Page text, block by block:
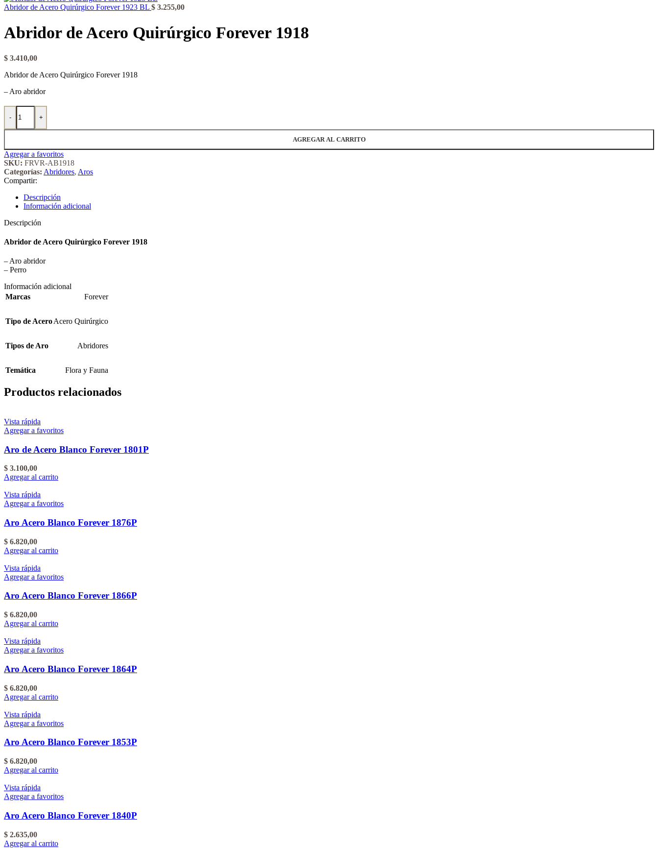
Abridor de Acero Quirúrgico Forever 1923 BL $ 3.255,00
Abridor de Acero Quirúrgico Forever 1918
$ 3.410,00
Abridor de Acero Quirúrgico Forever 1918
– Aro abridor
-
Abridor de Acero Quirúrgico Forever 1918 cantidad
+
AGREGAR AL CARRITO
Agregar a favoritos
SKU: FRVR-AB1918
Categorías: Abridores, Aros
Compartir:
Descripción
Información adicional
Descripción
Abridor de Acero Quirúrgico Forever 1918
– Aro abridor
– Perro
Información adicional
Marcas
Forever
Tipo de AceroAcero Quirúrgico
Tipos de Aro Abridores
Temática Flora y Fauna
Productos relacionados
Vista rápida
Agregar a favoritos
Aro de Acero Blanco Forever 1801P
$ 3.100,00
Agregar al carrito
Vista rápida
Agregar a favoritos
Aro Acero Blanco Forever 1876P
$ 6.820,00
Agregar al carrito
Vista rápida
Agregar a favoritos
Aro Acero Blanco Forever 1866P
$ 6.820,00
Agregar al carrito
Vista rápida
Agregar a favoritos
Aro Acero Blanco Forever 1864P
$ 6.820,00
Agregar al carrito
Vista rápida
Agregar a favoritos
Aro Acero Blanco Forever 1853P
$ 6.820,00
Agregar al carrito
Vista rápida
Agregar a favoritos
Aro Acero Blanco Forever 1840P
$ 2.635,00
Agregar al carrito